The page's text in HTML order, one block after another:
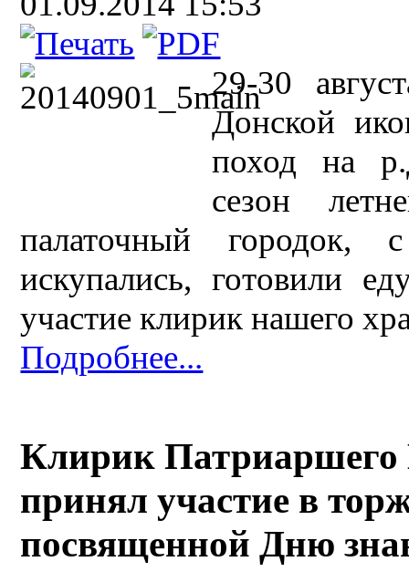
29-30
Донской
поход на
сезон
палаточный городок,
искупались, готовили
участие клирик нашего
Подробнее...
Клирик Патриаршего
принял участие в
посвященной Дню